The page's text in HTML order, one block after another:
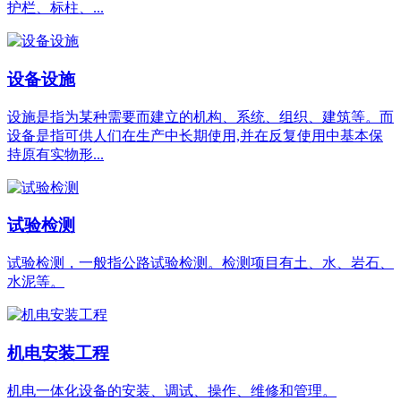
护栏、标柱、...
设备设施
设施是指为某种需要而建立的机构、系统、组织、建筑等。而
设备是指可供人们在生产中长期使用,并在反复使用中基本保
持原有实物形...
试验检测
试验检测，一般指公路试验检测。检测项目有土、水、岩石、
水泥等。
机电安装工程
机电一体化设备的安装、调试、操作、维修和管理。